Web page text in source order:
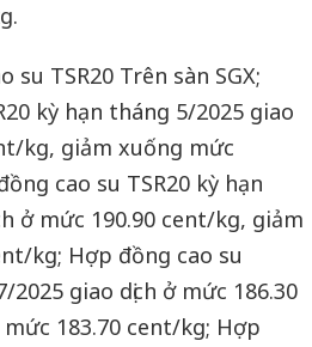
su TSR20 Trên sàn SGX;
kỳ hạn tháng 5/2025 giao
kg, giảm xuống mức
cao su TSR20 kỳ hạn
ở mức 190.90 cent/kg, giảm
kg; Hợp đồng cao su
2025 giao dịch ở mức 186.30
183.70 cent/kg; Hợp